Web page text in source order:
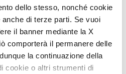
dello stesso, nonché cookie
di terze parti. Se vuoi
il banner mediante la X
comporterà il permanere delle
la continuazione della
cookie o altri strumenti di